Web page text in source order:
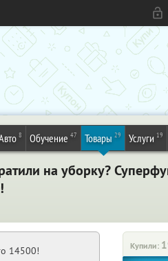
8 Обучение 47 Товары 29 Услуги 19
на уборку?
Купили: